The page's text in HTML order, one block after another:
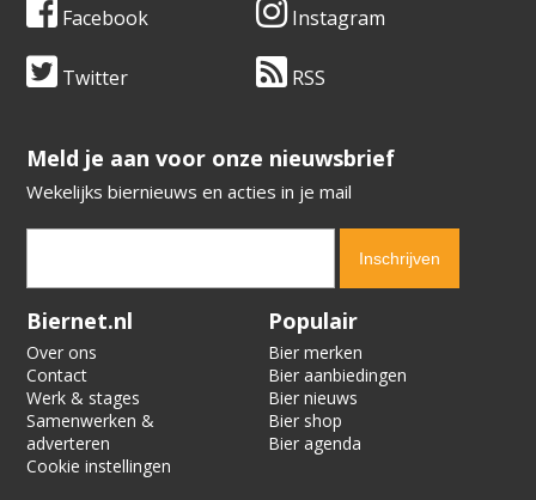
Facebook Instagram
Twitter RSS
​​​​​​​Meld je aan voor onze nieuwsbrief
Wekelijks biernieuws en acties in je mail
Verification code:
Biernet.nl
Over ons
Contact
Werk & stages
Samenwerken &
adverteren
Cookie instellingen
Populair
Bier merken
Bier aanbiedingen
Bier nieuws
Bier shop
Bier agenda